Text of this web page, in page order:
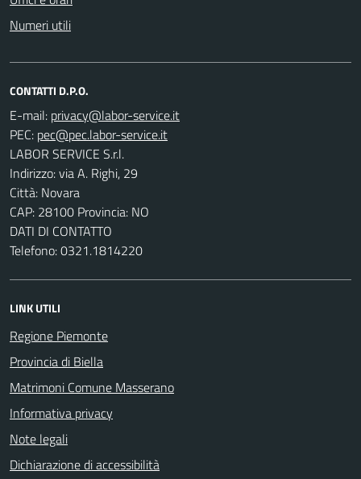
Numeri utili
CONTATTI D.P.O.
E-mail:
PEC:
LABOR SERVICE S.r.l.
Indirizzo: via A. Righi, 29
Città: Novara
CAP: 28100 Provincia: NO
DATI DI CONTATTO
Telefono: 0321.1814220
LINK UTILI
Regione Piemonte
Provincia di Biella
Matrimoni Comune Masserano
Informativa privacy
Note legali
Dichiarazione di accessibilità